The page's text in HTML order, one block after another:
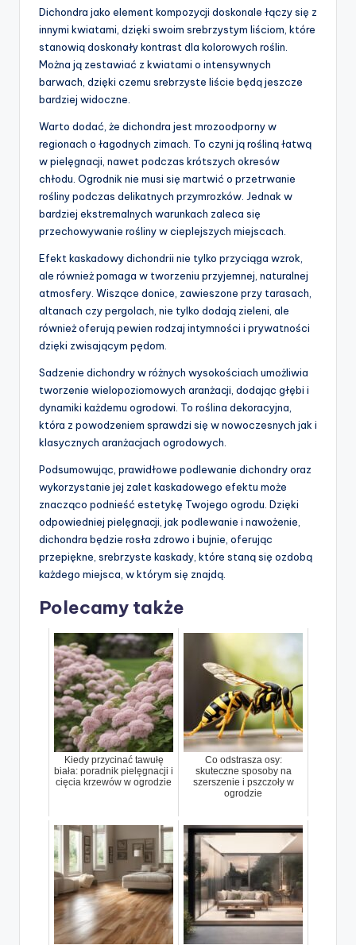
Dichondra jako element kompozycji doskonale łączy się z
innymi kwiatami, dzięki swoim srebrzystym liściom, które
stanowią doskonały kontrast dla kolorowych roślin.
Można ją zestawiać z kwiatami o intensywnych
barwach, dzięki czemu srebrzyste liście będą jeszcze
bardziej widoczne.
Warto dodać, że dichondra jest mrozoodporny w
regionach o łagodnych zimach. To czyni ją rośliną łatwą
w pielęgnacji, nawet podczas krótszych okresów
chłodu. Ogrodnik nie musi się martwić o przetrwanie
rośliny podczas delikatnych przymrozków. Jednak w
bardziej ekstremalnych warunkach zaleca się
przechowywanie rośliny w cieplejszych miejscach.
Efekt kaskadowy dichondrii nie tylko przyciąga wzrok,
ale również pomaga w tworzeniu przyjemnej, naturalnej
atmosfery. Wiszące donice, zawieszone przy tarasach,
altanach czy pergolach, nie tylko dodają zieleni, ale
również oferują pewien rodzaj intymności i prywatności
dzięki zwisającym pędom.
Sadzenie dichondry w różnych wysokościach umożliwia
tworzenie wielopoziomowych aranżacji, dodając głębi i
dynamiki każdemu ogrodowi. To roślina dekoracyjna,
która z powodzeniem sprawdzi się w nowoczesnych jak i
klasycznych aranżacjach ogrodowych.
Podsumowując, prawidłowe podlewanie dichondry oraz
wykorzystanie jej zalet kaskadowego efektu może
znacząco podnieść estetykę Twojego ogrodu. Dzięki
odpowiedniej pielęgnacji, jak podlewanie i nawożenie,
dichondra będzie rosła zdrowo i bujnie, oferując
przepiękne, srebrzyste kaskady, które staną się ozdobą
każdego miejsca, w którym się znajdą.
Polecamy także
Kiedy przycinać tawułę
biała: poradnik pielęgnacji i
cięcia krzewów w ogrodzie
Co odstrasza osy:
skuteczne sposoby na
szerszenie i pszczoły w
ogrodzie